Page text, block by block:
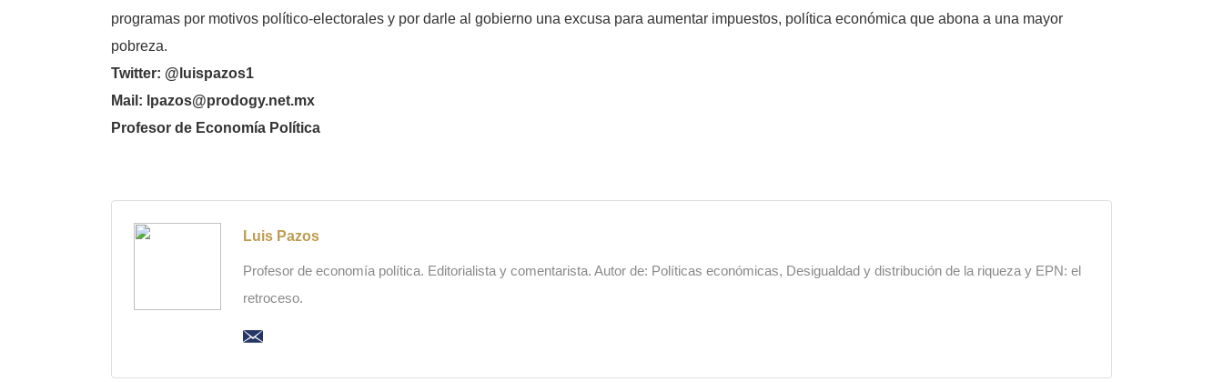
programas por motivos político-electorales y por darle al gobierno una excusa para aumentar impuestos, política económica que abona a una mayor
pobreza.
Twitter: @luispazos1
Mail: lpazos@prodogy.net.mx
Profesor de Economía Política
Luis Pazos
Profesor de economía política. Editorialista y comentarista. Autor de: Políticas económicas, Desigualdad y distribución de la riqueza y EPN: el
retroceso.